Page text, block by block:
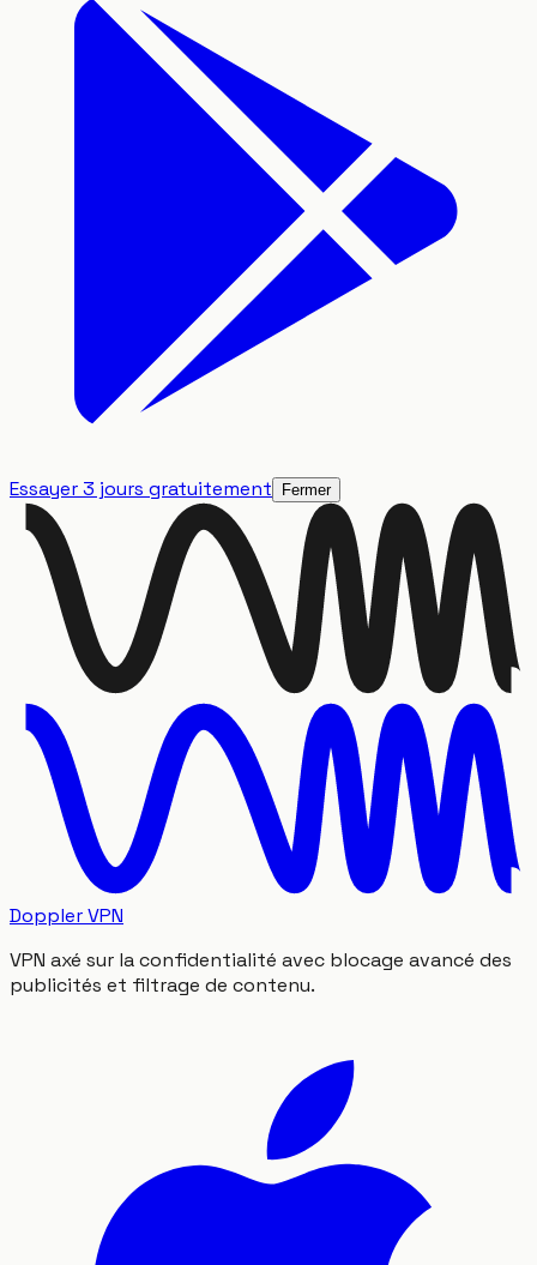
Essayer 3 jours gratuitement Fermer
Doppler VPN
VPN axé sur la confidentialité avec blocage avancé des
publicités et filtrage de contenu.